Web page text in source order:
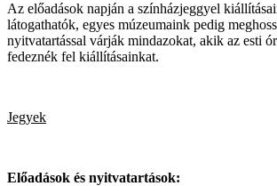
Az előadások napján a színházjeggyel
látogathatók, egyes múzeumaink pedig
nyitvatartással várják mindazokat, akik az esti
fedeznék fel kiállításainkat.
Jegyek
Előadások és nyitvatartások: